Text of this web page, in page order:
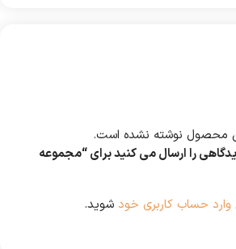
محصول نوشته نشده است.
را ارسال می کنید برای “مجموعه
وارد حساب کاربری خود شوید.